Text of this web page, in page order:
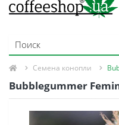
Семена конопли
Bubblegummer